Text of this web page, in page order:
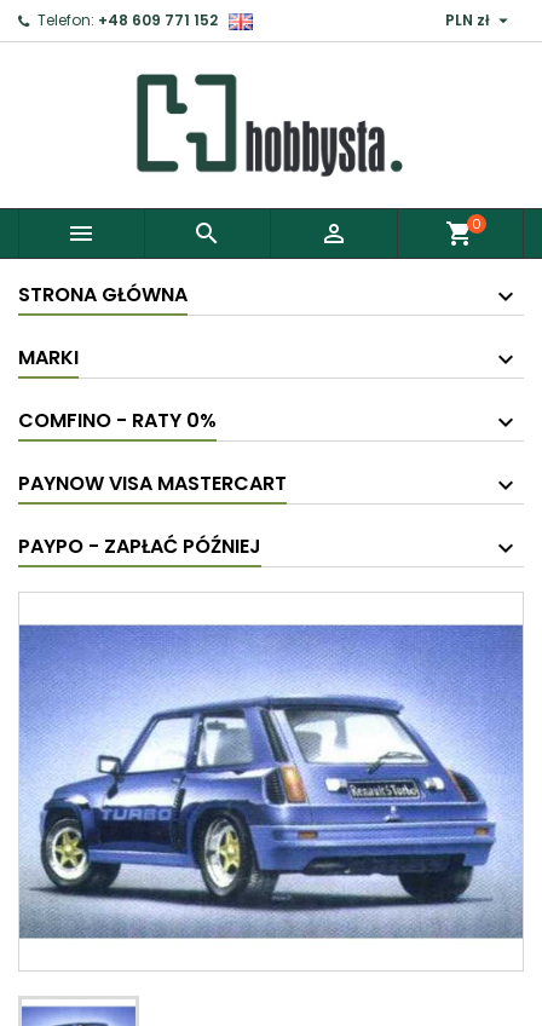
Telefon: +48 609 771 152 PLN zł 
   shopping_cart0
STRONA GŁÓWNA
MARKI
COMFINO - RATY 0%
PAYNOW VISA MASTERCART
PAYPO - ZAPŁAĆ PÓŹNIEJ